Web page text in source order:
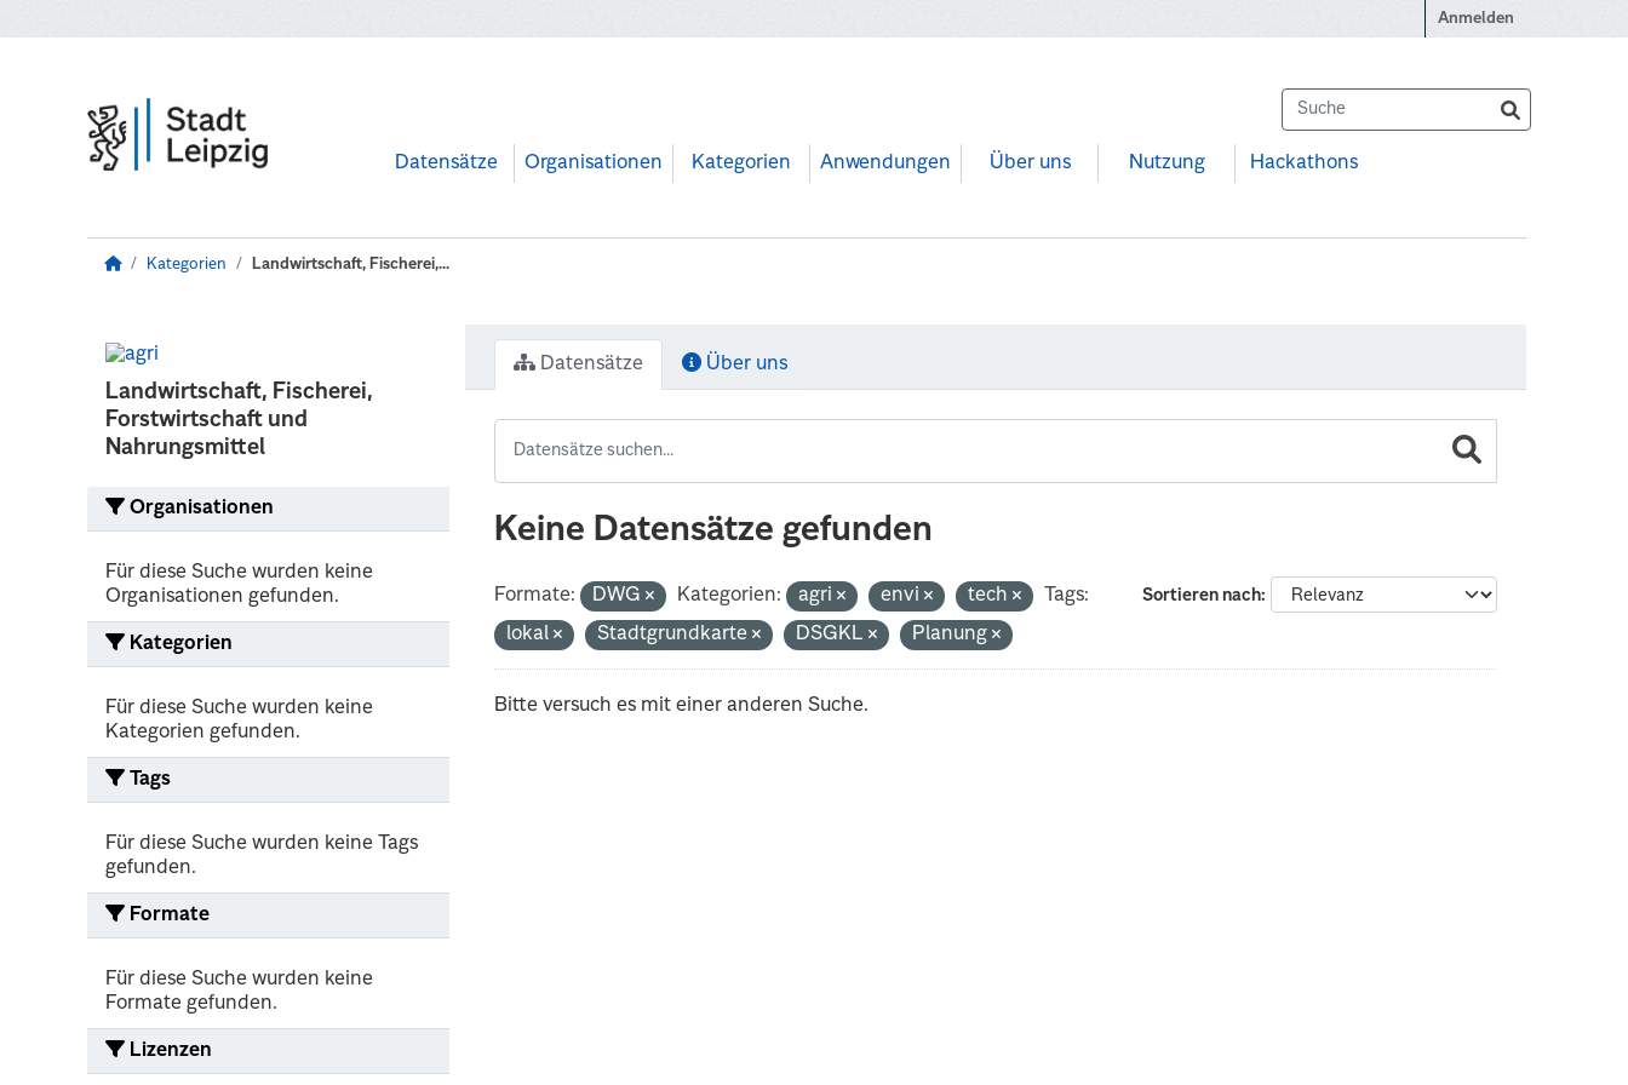
Anmelden
Datensätze Organisationen Kategorien Anwendungen Über uns Nutzung Hackathons
Kategorien Landwirtschaft, Fischerei,...
Landwirtschaft, Fischerei,
Forstwirtschaft und
Nahrungsmittel
Organisationen
Für diese Suche wurden keine
Organisationen gefunden.
Kategorien
Für diese Suche wurden keine
Kategorien gefunden.
Tags
Für diese Suche wurden keine Tags
gefunden.
Formate
Für diese Suche wurden keine
Formate gefunden.
Lizenzen
Datensätze Über uns
Keine Datensätze gefunden
Sortieren nach
Formate: DWG Kategorien: agri envi tech
Tags:
lokal
Stadtgrundkarte DSGKL Planung
Bitte versuch es mit einer anderen Suche.